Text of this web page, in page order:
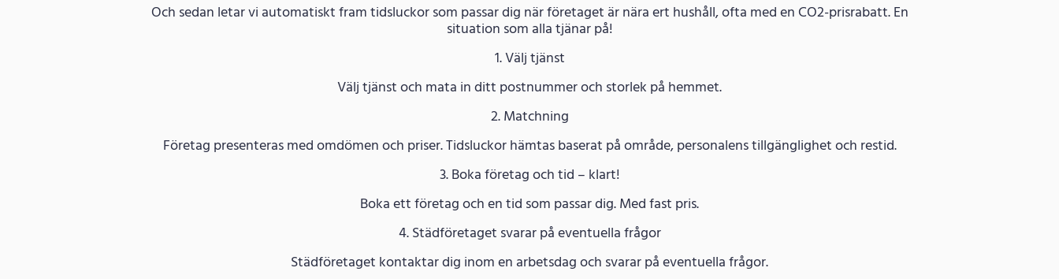
Och sedan letar vi automatiskt fram tidsluckor som passar dig när företaget är nära ert hushåll, ofta med en CO2-prisrabatt. En
situation som alla tjänar på!
1. Välj tjänst
Välj tjänst och mata in ditt postnummer och storlek på hemmet.
2. Matchning
Företag presenteras med omdömen och priser. Tidsluckor hämtas baserat på område, personalens tillgänglighet och restid.
3. Boka företag och tid – klart!
Boka ett företag och en tid som passar dig. Med fast pris.
4. Städföretaget svarar på eventuella frågor
Städföretaget kontaktar dig inom en arbetsdag och svarar på eventuella frågor.